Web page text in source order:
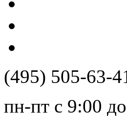
(495) 505-63-
пн-пт с 9:00